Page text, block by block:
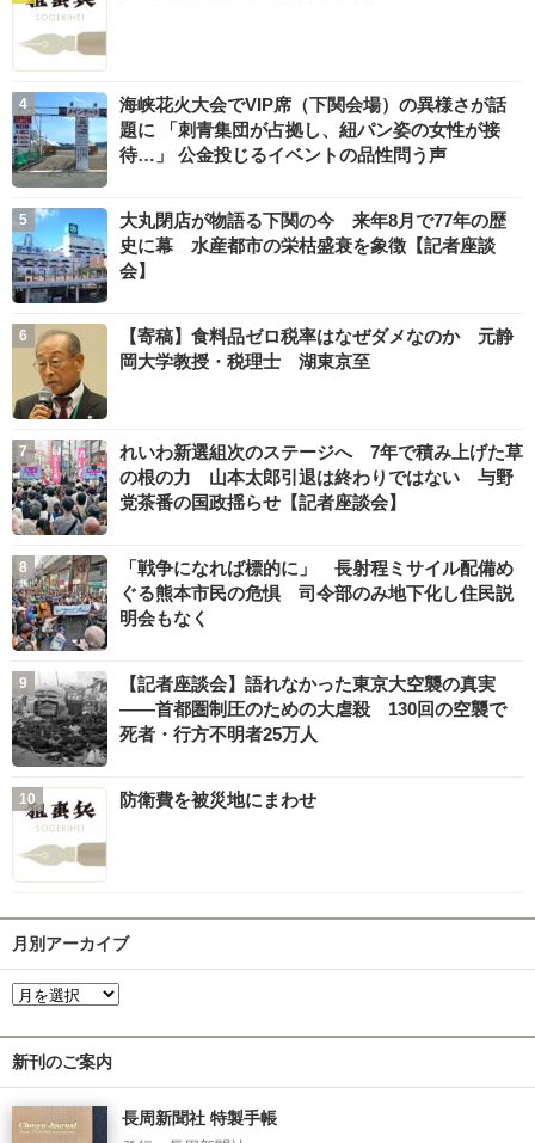
海峡花火大会でVIP席（下関会場）の異様さが話
題に 「刺青集団が占拠し、紐パン姿の女性が接
待…」 公金投じるイベントの品性問う声
大丸閉店が物語る下関の今 来年8月で77年の歴
史に幕 水産都市の栄枯盛衰を象徴【記者座談
会】
【寄稿】食料品ゼロ税率はなぜダメなのか 元静
岡大学教授・税理士 湖東京至
れいわ新選組次のステージへ 7年で積み上げた草
の根の力 山本太郎引退は終わりではない 与野
党茶番の国政揺らせ【記者座談会】
「戦争になれば標的に」 長射程ミサイル配備め
ぐる熊本市民の危惧 司令部のみ地下化し住民説
明会もなく
【記者座談会】語れなかった東京大空襲の真実
――首都圏制圧のための大虐殺 130回の空襲で
死者・行方不明者25万人
防衛費を被災地にまわせ
月別アーカイブ
新刊のご案内
長周新聞社 特製手帳